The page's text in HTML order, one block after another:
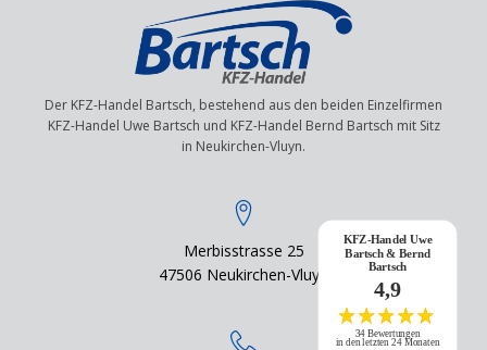
Der KFZ-Handel Bartsch, bestehend aus den beiden Einzelfirmen
KFZ-Handel Uwe Bartsch und KFZ-Handel Bernd Bartsch mit Sitz
in Neukirchen-Vluyn.
Merbisstrasse 25
47506 Neukirchen-Vluyn
KFZ-Handel Uwe
Bartsch & Bernd
Bartsch
4,9
34 Bewertungen
in den letzten 24 Monaten